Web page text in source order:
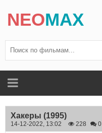
NEOMAX
Хакеры (1995)
14-12-2022, 13:02 228 0